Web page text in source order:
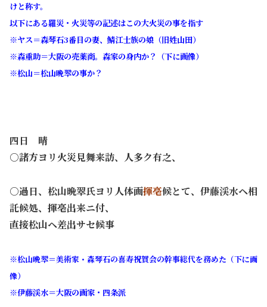
けと称す。
以下にある羅災・火災等の記述はこの大火災の事を指す
※ヤス＝森琴石3番目の妻、鯖江士族の娘（旧姓山田）
※森重助＝大阪の売薬商。森家の身内か？（下に画像）
※松山＝松山晩翆の事か？
四日 晴
○諸方ヨリ火災見舞来訪、人多ク有之、
○過日、松山晩翠氏ヨリ人体画揮亳候とて、伊藤渓水ヘ相
託候処、揮亳出来ニ付、
直接松山ヘ差出サセ候事
※松山晩翆＝美術家・森琴石の喜寿祝賀会の幹事総代を務めた（下に画
像）
※伊藤渓水＝大阪の画家・四条派